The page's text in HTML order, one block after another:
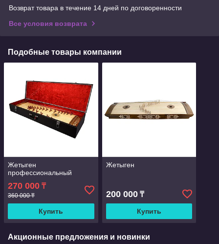
Возврат товара в течение 14 дней по договоренности
Все условия возврата
Подобные товары компании
Жетыген
профессиональный
270 000 ₸
360 000 ₸
Купить
Жетыген
200 000₸
Купить
Акционные предложения и новинки